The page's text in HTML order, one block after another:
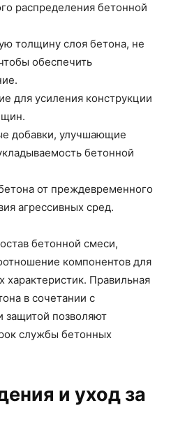
распределения бетонной
толщину слоя бетона, не
обеспечить
для усиления конструкции
добавки, улучшающие
бетонной
от преждевременного
агрессивных сред.
бетонной смеси,
компонентов для
Правильная
в сочетании с
защитой позволяют
службы бетонных
и уход за